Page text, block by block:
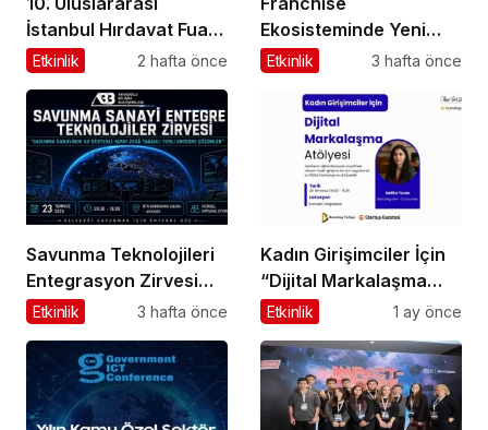
İstanbul Hırdavat Fuarı,
Küresel Ticaretin Yeni
Hazırlanıyor
Etkinlik 2 hafta önce
Ekosisteminde Yeni
Dönem Başlıyor: Bayim
2026 İçin Geri Sayım!
Etkinlik 3 hafta önce
Savunma Teknolojileri
Entegrasyon Zirvesi
Ankara’da
Etkinlik 3 hafta önce
Kadın Girişimciler İçin
“Dijital Markalaşma
Atölyesi” Başlıyor
Etkinlik 1 ay önce